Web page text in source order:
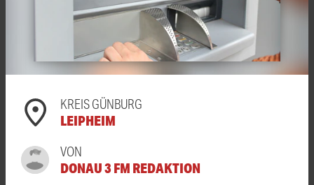
KREIS GÜNBURG
LEIPHEIM
VON
DONAU 3 FM REDAKTION